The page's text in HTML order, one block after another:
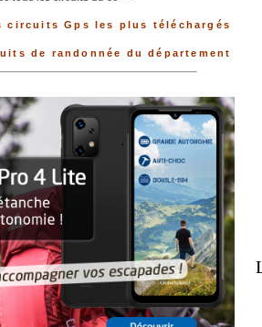
circuits Gps les plus téléchargés
de randonnée du département